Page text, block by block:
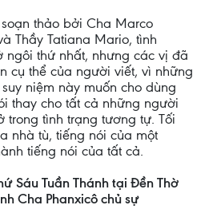
thảo bởi Cha Marco
Thầy Tatiana Mario, tình
ngôi thứ nhất, nhưng các vị đã
cụ thể của người viết, vì những
niệm này muốn cho dùng
thay cho tất cả những người
trong tình trạng tương tự. Tối
nhà tù, tiếng nói của một
tiếng nói của tất cả.
Sáu Tuần Thánh tại Đền Thờ
Cha Phanxicô chủ sự